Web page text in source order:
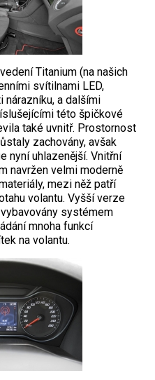
Titanium (na našich
svítilnami LED,
a dalšími
této špičkové
také uvnitř. Prostornost
zachovány, avšak
nyní uhlazenější. Vnitřní
navržen velmi moderně
mezi něž patří
volantu. Vyšší verze
systémem
mnoha funkcí
na volantu.